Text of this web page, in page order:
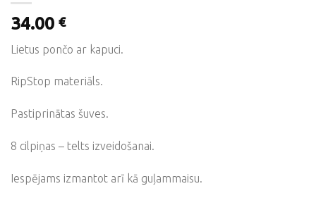
34.00 €
Lietus pončo ar kapuci.
RipStop materiāls.
Pastiprinātas šuves.
8 cilpiņas – telts izveidošanai.
Iespējams izmantot arī kā guļammaisu.